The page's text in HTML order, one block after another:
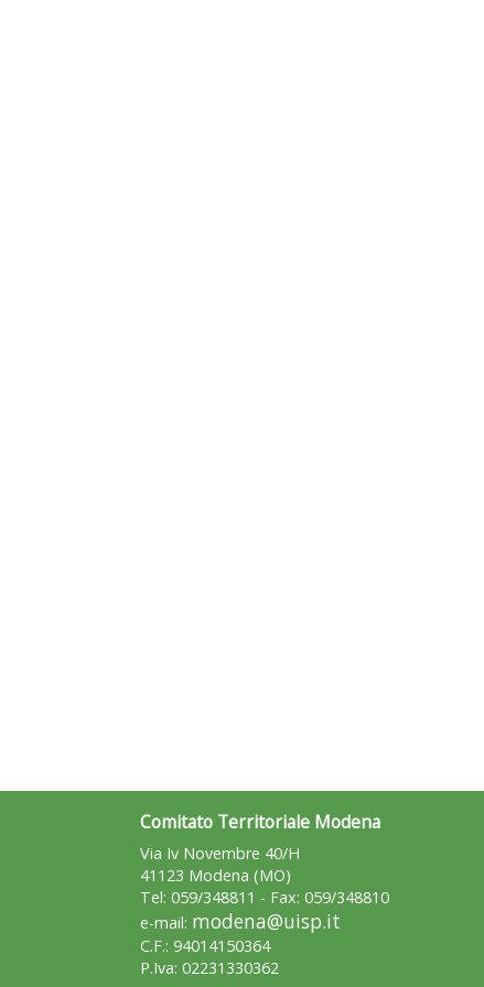
Comitato Territoriale Modena
Via Iv Novembre 40/H
41123 Modena (MO)
Tel: 059/348811 - Fax: 059/348810
e-mail: modena@uisp.it
C.F.: 94014150364
P.Iva: 02231330362